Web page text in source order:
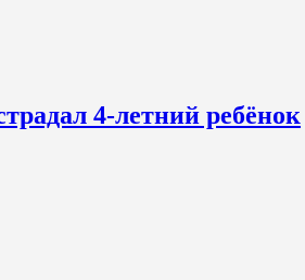
4-летний ребёнок